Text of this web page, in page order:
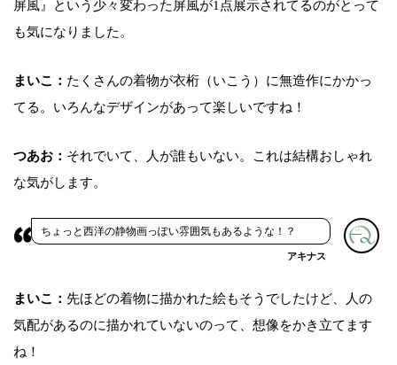
屏風』という少々変わった屏風が1点展示されてるのがとって
も気になりました。
まいこ： たくさんの着物が衣桁（いこう）に無造作にかかっ
てる。いろんなデザインがあって楽しいですね！
つあお： それでいて、人が誰もいない。これは結構おしゃれ
な気がします。
ちょっと西洋の静物画っぽい雰囲気もあるような！？
アキナス
まいこ： 先ほどの着物に描かれた絵もそうでしたけど、人の
気配があるのに描かれていないのって、想像をかき立てます
ね！